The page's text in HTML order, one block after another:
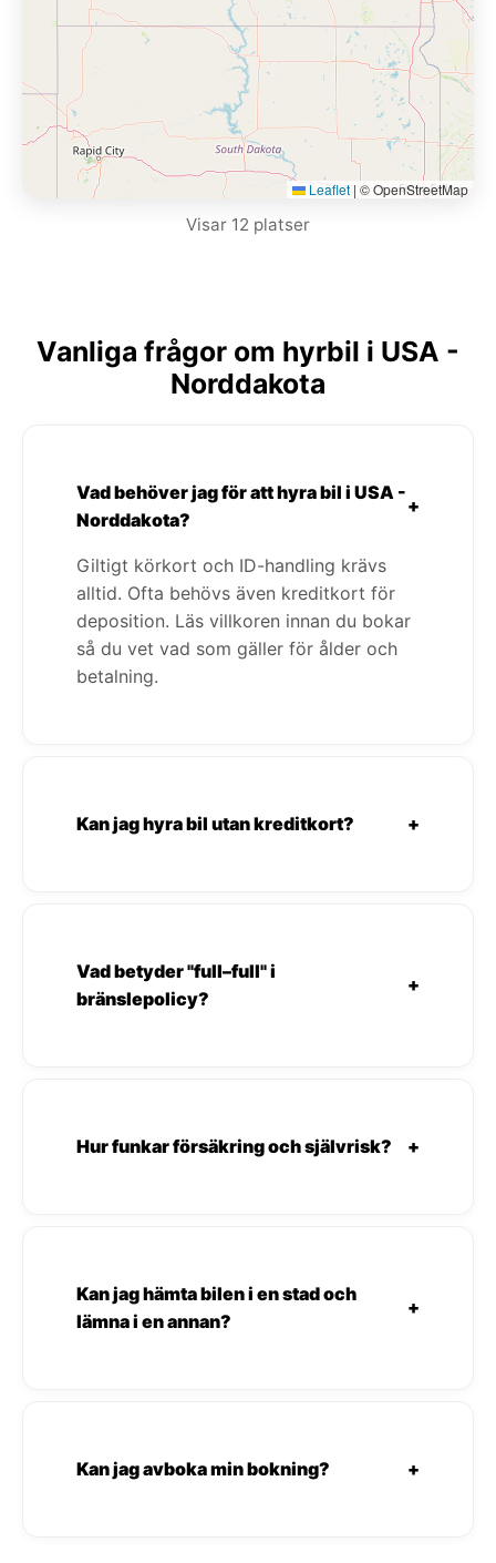
Leaflet | © OpenStreetMap
Visar 12 platser
Vanliga frågor om hyrbil i USA -
Norddakota
Vad behöver jag för att hyra bil i USA -
Norddakota?
+
Giltigt körkort och ID-handling krävs
alltid. Ofta behövs även kreditkort för
deposition. Läs villkoren innan du bokar
så du vet vad som gäller för ålder och
betalning.
Kan jag hyra bil utan kreditkort? +
Vad betyder "full–full" i
bränslepolicy?
+
Hur funkar försäkring och självrisk? +
Kan jag hämta bilen i en stad och
lämna i en annan?
+
Kan jag avboka min bokning? +